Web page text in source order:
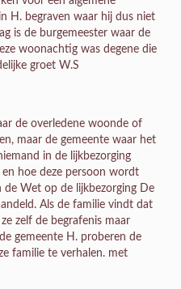
H. begraven waar hij dus niet
is de burgemeester waar de
woonachtig was degene die
groet W.S
de overledene woonde of
maar de gemeente waar het
in de lijkbezorging
hoe deze persoon wordt
de Wet op de lijkbezorging De
Als de familie vindt dat
zelf de begrafenis maar
gemeente H. proberen de
familie te verhalen. met